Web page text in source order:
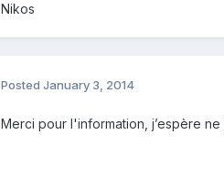
Nikos
Posted January 3, 2014
Merci pour l'information, j’espère